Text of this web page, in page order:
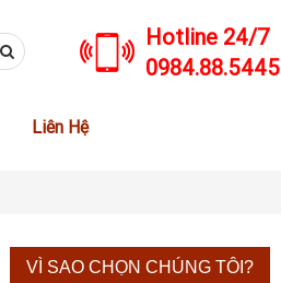
Hotline 24/7
0984.88.5445
Liên Hệ
VÌ SAO CHỌN CHÚNG TÔI?